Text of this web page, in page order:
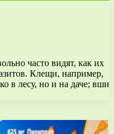
часто видят, как их
Клещи, например,
в лесу, но и на даче; вши